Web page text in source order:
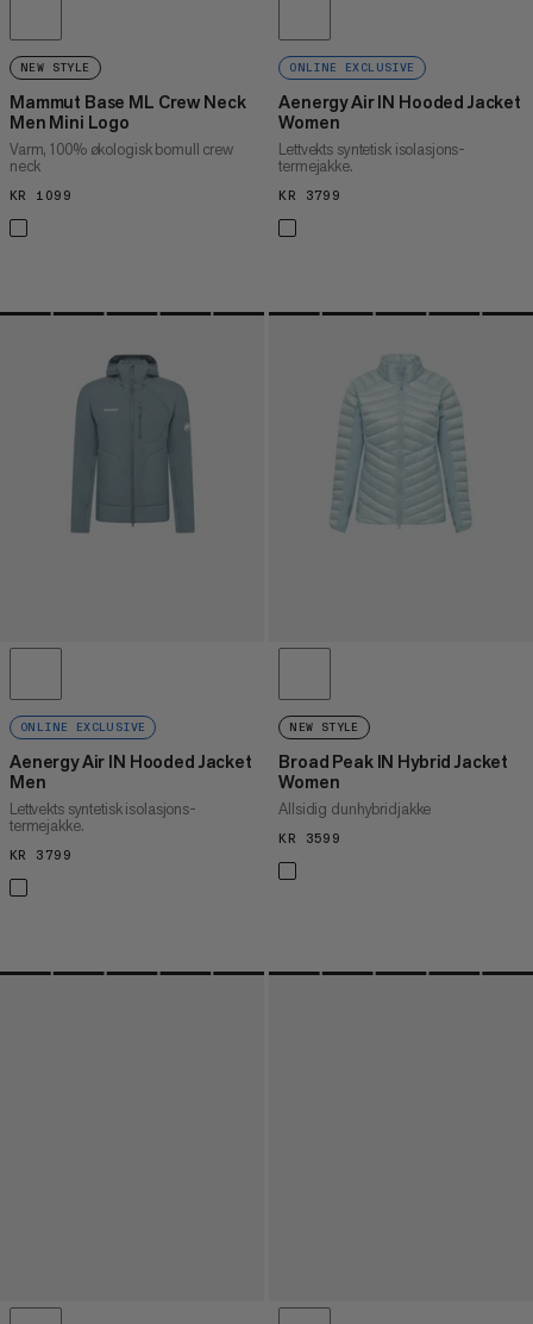
NEW STYLE
Mammut Base ML Crew Neck
Men Mini Logo
Varm, 100% økologisk bomull crew
neck
KR 1099
ONLINE EXCLUSIVE
Aenergy Air IN Hooded Jacket
Women
Lettvekts syntetisk isolasjons-
termejakke.
KR 3799
ONLINE EXCLUSIVE
Aenergy Air IN Hooded Jacket
Men
Lettvekts syntetisk isolasjons-
termejakke.
KR 3799
NEW STYLE
Broad Peak IN Hybrid Jacket
Women
Allsidig dunhybridjakke
KR 3599